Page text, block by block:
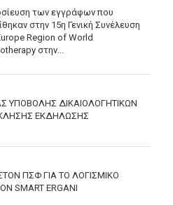
των εγγράφων που
στην 15η Γενική Συνέλευση
Region of World
στην...
ΥΠΟΒΟΛΗΣ ΔΙΚΑΙΟΛΟΓΗΤΙΚΩΝ
ΕΚΔΗΛΩΣΗΣ
ΠΣΦ ΓΙΑ ΤΟ ΛΟΓΙΣΜΙΚΟ
SMART ERGANI